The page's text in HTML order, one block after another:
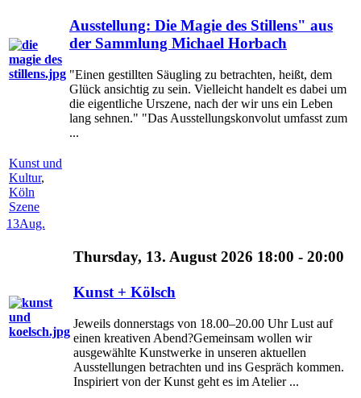
Ausstellung: Die Magie des Stillens" aus
der Sammlung Michael Horbach
"Einen gestillten Säugling zu betrachten, heißt, dem
Glück ansichtig zu sein. Vielleicht handelt es dabei um
die eigentliche Urszene, nach der wir uns ein Leben
lang sehnen." "Das Ausstellungskonvolut umfasst zum
...
Kunst und
Kultur,
Köln
Szene
13Aug.
Thursday, 13. August 2026 18:00 - 20:00
Kunst + Kölsch
Jeweils donnerstags von 18.00–20.00 Uhr Lust auf
einen kreativen Abend?Gemeinsam wollen wir
ausgewählte Kunstwerke in unseren aktuellen
Ausstellungen betrachten und ins Gespräch kommen.
Inspiriert von der Kunst geht es im Atelier ...